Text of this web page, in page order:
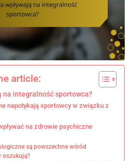
article:
na integralność sportowca?
napotykają sportowcy w związku z
na zdrowie psychiczne
są powszechne wśród
oszukują?